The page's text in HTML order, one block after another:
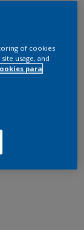
of cookies
usage, and
para